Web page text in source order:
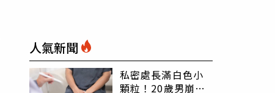
人氣新聞
私密處長滿白色小
顆粒！20歲男崩潰